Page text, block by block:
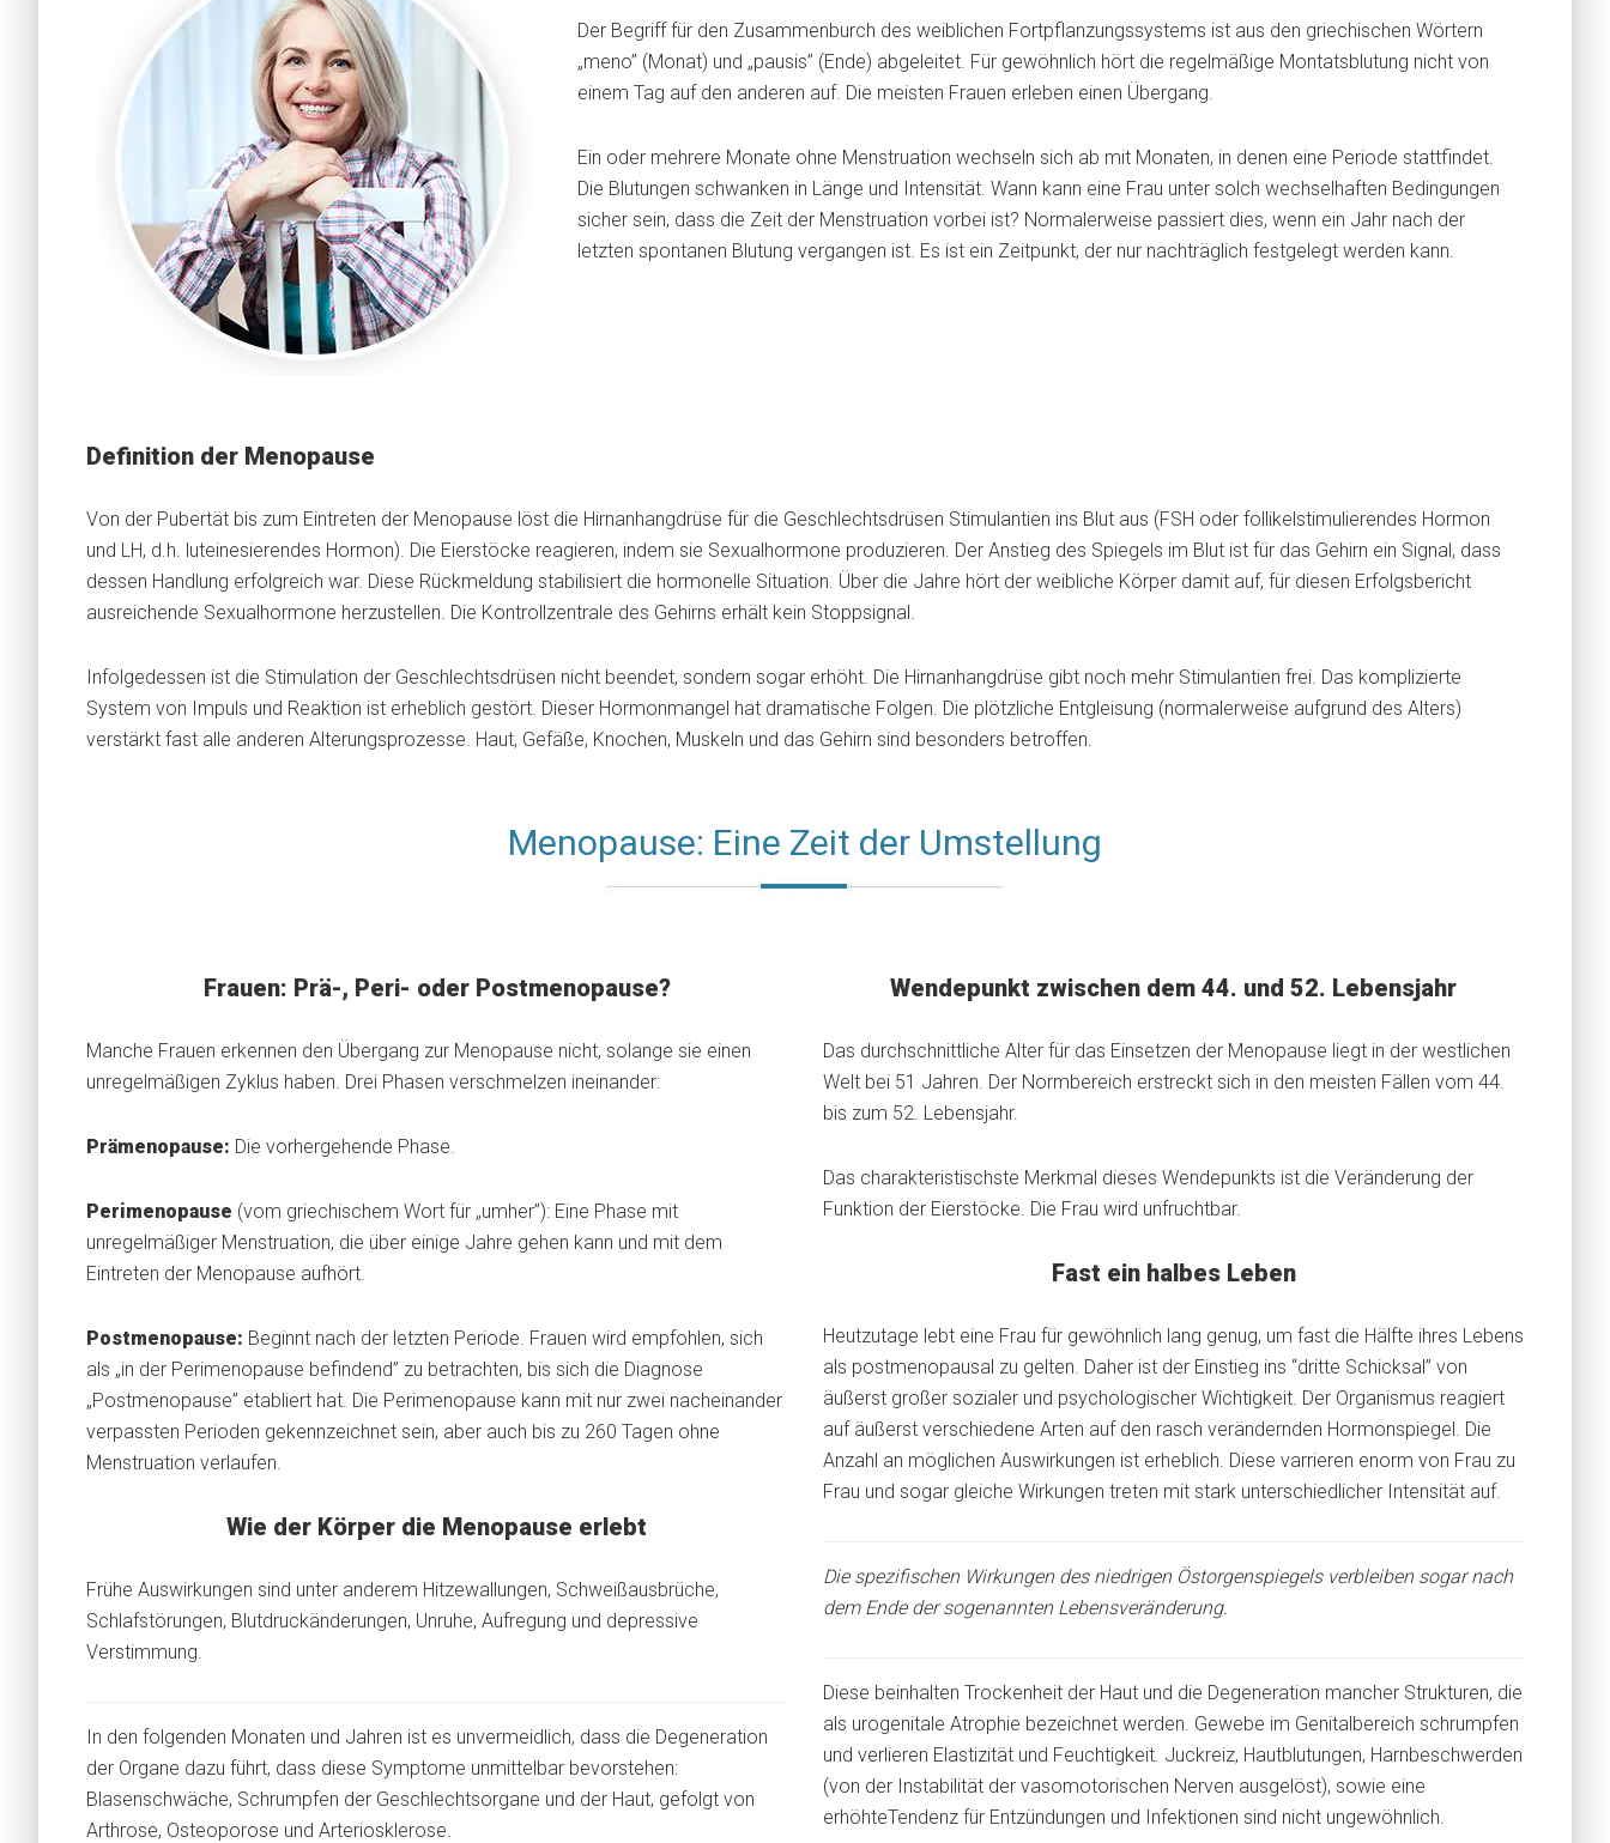
Der Begriff für den Zusammenburch des weiblichen Fortpflanzungssystems ist aus den griechischen Wörtern
„meno” (Monat) und „pausis” (Ende) abgeleitet. Für gewöhnlich hört die regelmäßige Montatsblutung nicht von
einem Tag auf den anderen auf. Die meisten Frauen erleben einen Übergang.
Ein oder mehrere Monate ohne Menstruation wechseln sich ab mit Monaten, in denen eine Periode stattfindet.
Die Blutungen schwanken in Länge und Intensität. Wann kann eine Frau unter solch wechselhaften Bedingungen
sicher sein, dass die Zeit der Menstruation vorbei ist? Normalerweise passiert dies, wenn ein Jahr nach der
letzten spontanen Blutung vergangen ist. Es ist ein Zeitpunkt, der nur nachträglich festgelegt werden kann.
Definition der Menopause
Von der Pubertät bis zum Eintreten der Menopause löst die Hirnanhangdrüse für die Geschlechtsdrüsen Stimulantien ins Blut aus (FSH oder follikelstimulierendes Hormon
und LH, d.h. luteinesierendes Hormon). Die Eierstöcke reagieren, indem sie Sexualhormone produzieren. Der Anstieg des Spiegels im Blut ist für das Gehirn ein Signal, dass
dessen Handlung erfolgreich war. Diese Rückmeldung stabilisiert die hormonelle Situation. Über die Jahre hört der weibliche Körper damit auf, für diesen Erfolgsbericht
ausreichende Sexualhormone herzustellen. Die Kontrollzentrale des Gehirns erhält kein Stoppsignal.
Infolgedessen ist die Stimulation der Geschlechtsdrüsen nicht beendet, sondern sogar erhöht. Die Hirnanhangdrüse gibt noch mehr Stimulantien frei. Das komplizierte
System von Impuls und Reaktion ist erheblich gestört. Dieser Hormonmangel hat dramatische Folgen. Die plötzliche Entgleisung (normalerweise aufgrund des Alters)
verstärkt fast alle anderen Alterungsprozesse. Haut, Gefäße, Knochen, Muskeln und das Gehirn sind besonders betroffen.
Menopause: Eine Zeit der Umstellung
Frauen: Prä-, Peri- oder Postmenopause?
Manche Frauen erkennen den Übergang zur Menopause nicht, solange sie einen
unregelmäßigen Zyklus haben. Drei Phasen verschmelzen ineinander:
Prämenopause: Die vorhergehende Phase.
Perimenopause (vom griechischem Wort für „umher”): Eine Phase mit
unregelmäßiger Menstruation, die über einige Jahre gehen kann und mit dem
Eintreten der Menopause aufhört.
Postmenopause: Beginnt nach der letzten Periode. Frauen wird empfohlen, sich
als „in der Perimenopause befindend” zu betrachten, bis sich die Diagnose
„Postmenopause” etabliert hat. Die Perimenopause kann mit nur zwei nacheinander
verpassten Perioden gekennzeichnet sein, aber auch bis zu 260 Tagen ohne
Menstruation verlaufen.
Wie der Körper die Menopause erlebt
Frühe Auswirkungen sind unter anderem Hitzewallungen, Schweißausbrüche,
Schlafstörungen, Blutdruckänderungen, Unruhe, Aufregung und depressive
Verstimmung.
In den folgenden Monaten und Jahren ist es unvermeidlich, dass die Degeneration
der Organe dazu führt, dass diese Symptome unmittelbar bevorstehen:
Blasenschwäche, Schrumpfen der Geschlechtsorgane und der Haut, gefolgt von
Arthrose, Osteoporose und Arteriosklerose.
Wendepunkt zwischen dem 44. und 52. Lebensjahr
Das durchschnittliche Alter für das Einsetzen der Menopause liegt in der westlichen
Welt bei 51 Jahren. Der Normbereich erstreckt sich in den meisten Fällen vom 44.
bis zum 52. Lebensjahr.
Das charakteristischste Merkmal dieses Wendepunkts ist die Veränderung der
Funktion der Eierstöcke. Die Frau wird unfruchtbar.
Fast ein halbes Leben
Heutzutage lebt eine Frau für gewöhnlich lang genug, um fast die Hälfte ihres Lebens
als postmenopausal zu gelten. Daher ist der Einstieg ins “dritte Schicksal” von
äußerst großer sozialer und psychologischer Wichtigkeit. Der Organismus reagiert
auf äußerst verschiedene Arten auf den rasch verändernden Hormonspiegel. Die
Anzahl an möglichen Auswirkungen ist erheblich. Diese varrieren enorm von Frau zu
Frau und sogar gleiche Wirkungen treten mit stark unterschiedlicher Intensität auf.
Die spezifischen Wirkungen des niedrigen Östorgenspiegels verbleiben sogar nach
dem Ende der sogenannten Lebensveränderung.
Diese beinhalten Trockenheit der Haut und die Degeneration mancher Strukturen, die
als urogenitale Atrophie bezeichnet werden. Gewebe im Genitalbereich schrumpfen
und verlieren Elastizität und Feuchtigkeit. Juckreiz, Hautblutungen, Harnbeschwerden
(von der Instabilität der vasomotorischen Nerven ausgelöst), sowie eine
erhöhteTendenz für Entzündungen und Infektionen sind nicht ungewöhnlich.